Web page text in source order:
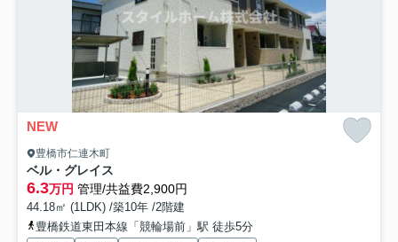
NEW
豊橋市仁連木町
ベル・グレイス
6.3万円 管理/共益費2,900円
44.18㎡ (1LDK) /築10年 /2階建
豊橋鉄道東田本線「競輪場前」駅 徒歩5分